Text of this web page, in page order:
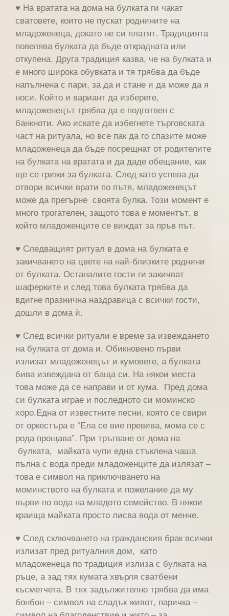
♥ На вратата на дома на булката ги чакат
сватовете, които не пускат роднините на
младоженеца, докато не си платят. Традицията
повелява булката да бъде открадната или
откупена. Друга традиция казва, че на булката и
е много широка обувката и тя трябва да бъде
напълнена с пари, за да и стане и да може да я
носи. Който и вариант да изберете,
младоженецът трябва да е подготвен с
банкноти. Ако искате да избегнете търговската
част на ритуала, но все пак да го спазите може
младоженеца да бъде посрещнат от родителите
на булката на вратата и да даде обещание, как
ще се грижи за булката. След като успява да
отвори всички врати по пътя, младоженецът
може да прегърне своята булка. Този момент е
много трогателен, защото това е моментът, в
който младоженците се виждат за пръв път.
♥ Следващият ритуал в дома на булката е
закичването на цвете на най-близките роднини
от булката. Останалите гости ги закичват
шаферките и след това булката трябва да
вдигне празнична наздравица с всички гости,
дошли в дома ѝ.
♥ След всички ритуали е време за извеждането
на булката от дома и. Обикновено първи
излизат младоженецът и кумовете, а булката
бива извеждана от баща си. На някои места
това може да се направи и от кума. Пред дома
си булката играе и последното си моминско
хоро.Една от известните песни, която се свири
от оркестъра е “Ела се вие превива, мома се с
рода прощава”. При тръгване от дома на
булката, майката чупи една стъклена чаша
пълна с вода преди младоженците да излязат –
това е символ на приключването на
моминството на булката и пожелание да му
върви по вода на младото семейство. В някои
краища майката просто лисва вода от менче.
♥ След сключването на гражданския брак всички
излизат пред ритуалния дом, като
младоженеца по традиция излиза с булката на
ръце, а зад тях кумата хвърля сватбени
късметчета. В тях задължително трябва да има
бонбон – символ на сладък живот, паричка –